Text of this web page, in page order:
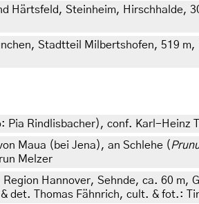
Härtsfeld, Steinheim, Hirschhalde,
Stadtteil Milbertshofen, 519
Pia Rindlisbacher), conf. Karl-Heinz
Maua (bei Jena), an Schlehe (
Melzer
Hannover, Sehnde, ca. 60 m,
det. Thomas Fähnrich, cult. & fot.: